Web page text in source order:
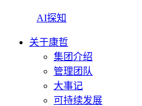
AI探知
关于康哲
集团介绍
管理团队
大事记
可持续发展